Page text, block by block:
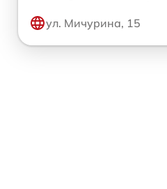
ул. Мичурина, 15